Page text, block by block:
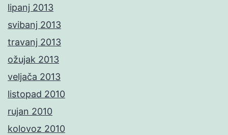
lipanj 2013
svibanj 2013
travanj 2013
ožujak 2013
veljača 2013
listopad 2010
rujan 2010
kolovoz 2010